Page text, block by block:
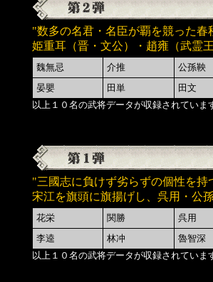
"数多の名君・名臣が覇を競った春
姫重耳（晋・文公）・趙雍（武霊
魏無忌 介推 公孫鞅
晏嬰
田単 田文
以上１０名の武将データが収録されていま
"三國志に負けず劣らずの個性を持
宋江を旗頭に旗揚げし、呉用・公
花栄 関勝 呉用
李逵
林冲 魯智深
以上１０名の武将データが収録されていま